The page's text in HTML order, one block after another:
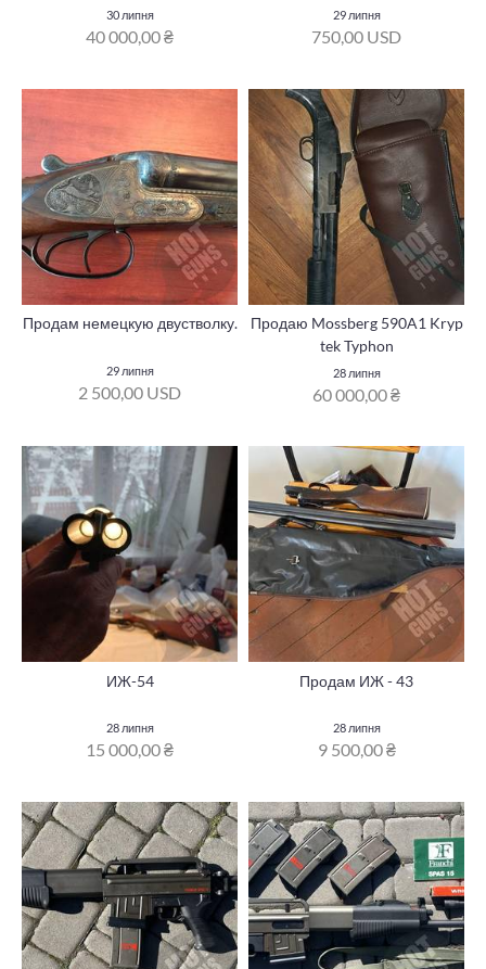
30 липня
40 000,00 ₴
29 липня
750,00 USD
Продам немецкую двустволку.
29 липня
2 500,00 USD
Продаю Mossberg 590A1 Kryp
tek Typhon
28 липня
60 000,00 ₴
ИЖ-54
28 липня
15 000,00 ₴
Продам ИЖ - 43
28 липня
9 500,00 ₴